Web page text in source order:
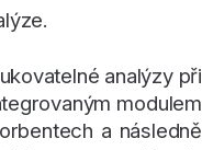
analýzy při
modulem
a následně